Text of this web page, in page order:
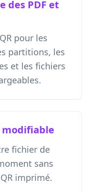
des PDF et
pour les
partitions, les
et les fichiers
fichier de
sans
imprimé.